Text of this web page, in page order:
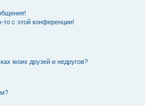
то с этой конференции!
моих друзей и недругов?